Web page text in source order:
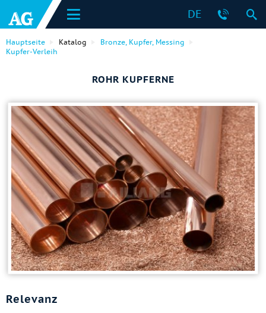
DE
Hauptseite Katalog
Bronze, Kupfer, Messing
Kupfer-Verleih
ROHR KUPFERNE
Relevanz